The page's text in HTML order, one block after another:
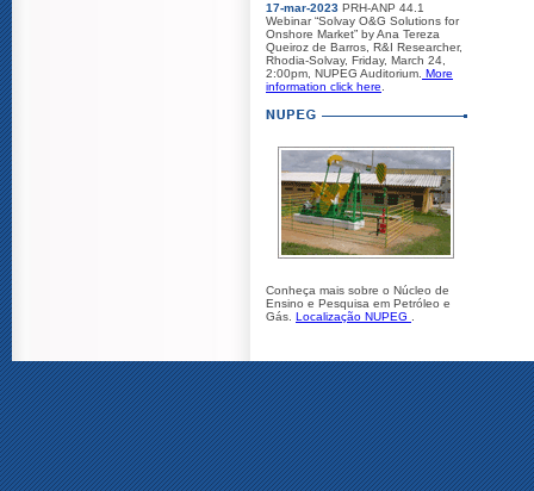
17-mar-2023 PRH-ANP 44.1
Webinar “Solvay O&G Solutions for
Onshore Market” by Ana Tereza
Queiroz de Barros, R&I Researcher,
Rhodia-Solvay, Friday, March 24,
2:00pm, NUPEG Auditorium. More
information click here
Conheça mais sobre o Núcleo de
Ensino e Pesquisa em Petróleo e
Gás. Localização NUPEG